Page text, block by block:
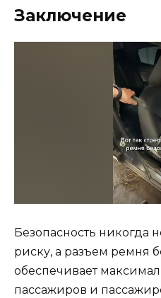
Заключение
Безопасность никогда
риску, а разъем ремня
обеспечивает
пассажиров и